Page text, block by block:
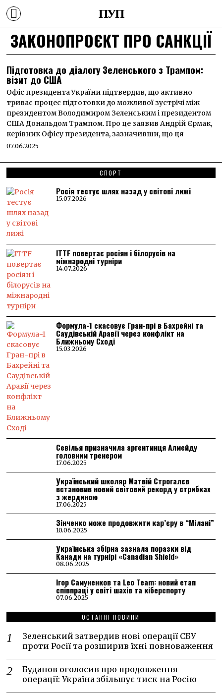
ПУП
ЗАКОНОПРОЄКТ ПРО САНКЦІЇ
Підготовка до діалогу Зеленського з Трампом:
візит до США
Офіс президента України підтвердив, що активно
триває процес підготовки до можливої зустрічі між
президентом Володимиром Зеленським і президентом
США Дональдом Трампом. Про це заявив Андрій Єрмак,
керівник Офісу президента, зазначивши, що ця
07.06.2025
СПОРТ
Росія тестує шлях назад у світові лижі
15.07.2026
ITTF повертає росіян і білорусів на
міжнародні турніри
14.07.2026
Формула-1 скасовує Гран-прі в Бахрейні та
Саудівській Аравії через конфлікт на
Ближньому Сході
15.03.2026
Севілья призначила аргентинця Алмейду
головним тренером
17.06.2025
Український школяр Матвій Строгалєв
встановив новий світовий рекорд у стрибках
з жердиною
17.06.2025
Зінченко може продовжити кар’єру в “Мілані”
10.06.2025
Українська збірна зазнала поразки від
Канади на турнірі «Canadian Shield»
08.06.2025
Ігор Самуненков та Leo Team: новий етап
співпраці у світі шахів та кіберспорту
07.06.2025
ОСТАННІ НОВИНИ
Зеленський затвердив нові операції СБУ
проти Росії та розширив їхні повноваження
Буданов оголосив про продовження
операції: Україна збільшує тиск на Росію